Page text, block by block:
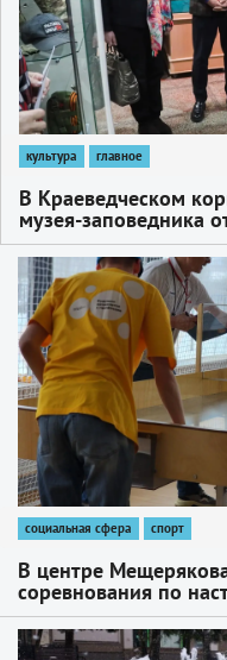
культура главное
В Краеведческом
музея-заповедника
Победы к Победе»
социальная сфера спорт
В центре
соревнования по
незрячих
1